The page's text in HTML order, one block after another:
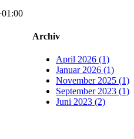
Archiv
April 2026 (1)
Januar 2026 (1)
November 2025 (1)
September 2023 (1)
Juni 2023 (2)